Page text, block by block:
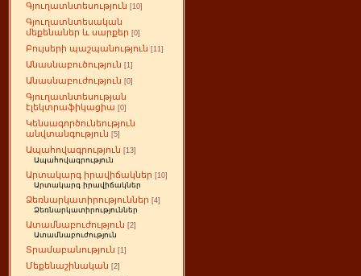
Գյուղատնտեսություն [10]
Գյուղատնտեսական
մեքենաներ և սարքեր [0]
Բույսերի պաշպանություն [11]
Անասնաբուծություն [1]
Անասնաբուժություն [0]
Գյուղատնտեսության
էլեկտրաֆիկացիա [0]
Կենսագործունեություն
անվտանգություն [5]
Ապահովագրություն [13]
Ապահովագրություն
Արտակարգ իրավիճակներ [10]
Արտակարգ իրավիճակներ
Ձեռնարկատիրություններ [4]
Ձեռնարկատիրություններ
Ատամնաբուժություն [2]
Ատամնաբուժություն
Տրամաբանություն [1]
Մեքենաշինական [2]